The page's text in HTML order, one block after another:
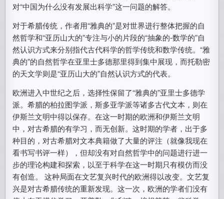
对“中国为什么没有发展出科学”这一问题的解答。
对于希腊传统，作者用“雅典的”是对世界进行整体把握的自
然哲学和“亚历山大的”专注与小的片段的“抽象的-数学的”自
然认识方式来分别指代古代科学的哲学传统和数学传统。“雅
典的”的自然哲学在亚里士多德那里得到集中展现，而托勒密
的天文学则是“亚历山大的”自然认识方式的代表。
欧洲进入中世纪之后，选择性保留了“雅典的”亚里士多德学
派。希腊的柏拉图学派，斯多亚学派等诸多古代文本，则在
伊斯兰文明中得以保存。在这一时期的欧洲和伊斯兰文明
中，对古希腊的有学习，而无创新。这时期的学者，出于多
种目的，对古希腊对文本典籍做了大量的评注（就像我现在
看书写书评一样），但却没有对自然哲学中的问题进行进一
步的理论构建和探索，以至于科学在这一时期只有模仿而没
有创造。 这种局面在文艺复兴时代的欧洲得以改变。文艺复
兴是对古希腊传统的重新发现。这一次，欧洲的学者们没有